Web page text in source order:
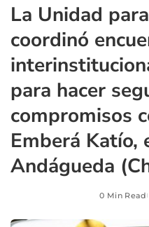
La Unidad
coordinó
para hacer
compromisos
Emberá Katío,
Andágueda
0 Min Read